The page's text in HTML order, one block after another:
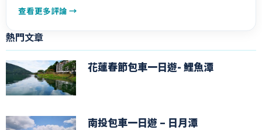
查看更多評論 →
熱門文章
花蓮春節包車一日遊- 鯉魚潭
南投包車一日遊 – 日月潭